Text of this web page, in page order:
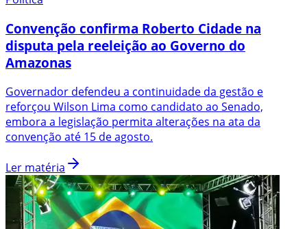
Convenção confirma Roberto Cidade na
disputa pela reeleição ao Governo do
Amazonas
Governador defendeu a continuidade da gestão e
reforçou Wilson Lima como candidato ao Senado,
embora a legislação permita alterações na ata da
convenção até 15 de agosto.
Ler matéria